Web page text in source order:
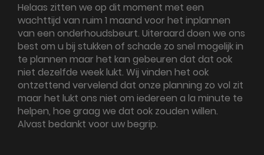
Helaas zitten we op dit moment met een
wachttijd van ruim 1 maand voor het inplannen
van een onderhoudsbeurt. Uiteraard doen we ons
best om u bij stukken of schade zo snel mogelijk in
te plannen maar het kan gebeuren dat dat ook
niet dezelfde week lukt. Wij vinden het ook
ontzettend vervelend dat onze planning zo vol zit
maar het lukt ons niet om iedereen a la minute te
helpen, hoe graag we dat ook zouden willen.
Alvast bedankt voor uw begrip.